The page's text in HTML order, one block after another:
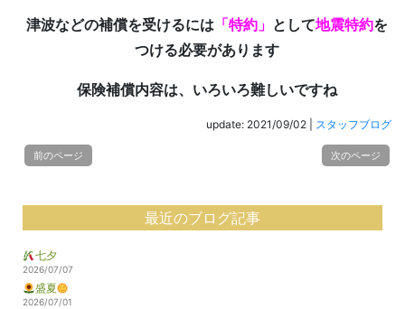
津波などの補償を受けるには 「特約」 として地震特約を
つける必要があります
保険補償内容は、いろいろ難しいですね
update: 2021/09/02 スタッフブログ
前のページ 次のページ
最近のブログ記事
七夕
2026/07/07
盛夏
2026/07/01